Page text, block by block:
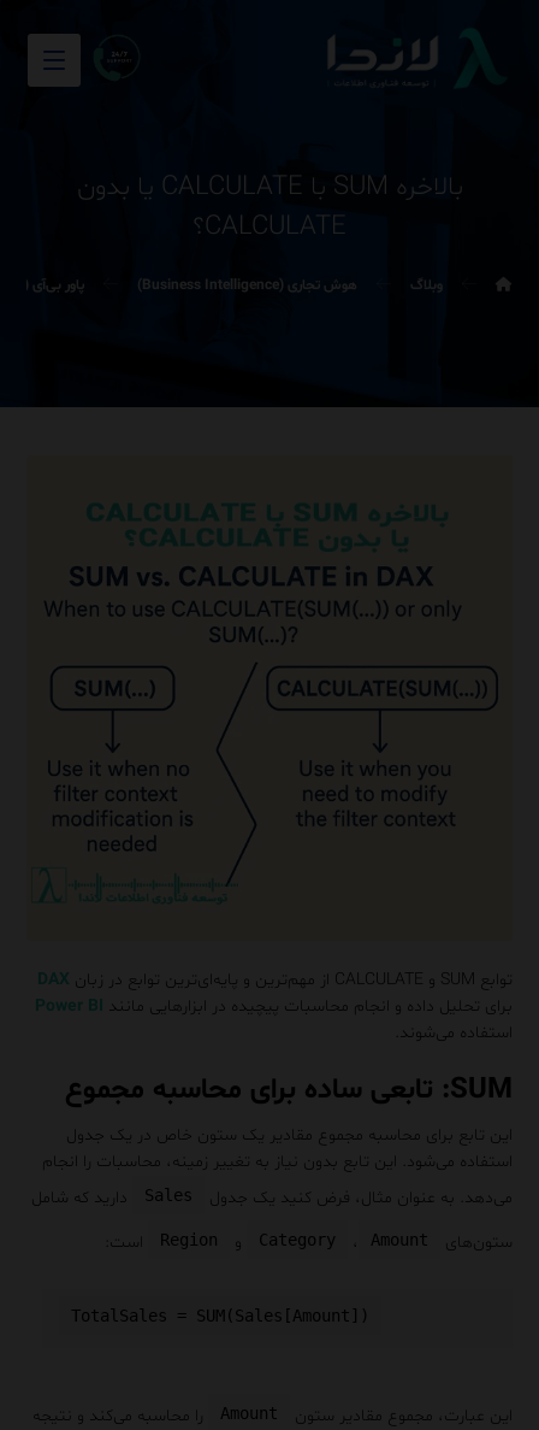
بالاخره SUM با CALCULATE یا بدون
CALCULATE؟
وبلاگ هوش تجاری (Business Intelligence) پاور بی‌آی (Power BI)
توابع SUM و CALCULATE از مهم‌ترین و پایه‌ای‌ترین توابع در زبان
DAX
برای تحلیل داده‌ و انجام محاسبات پیچیده در ابزارهایی مانند Power BI
استفاده می‌شوند.
SUM: تابعی ساده برای محاسبه مجموع
این تابع برای محاسبه مجموع مقادیر یک ستون خاص در یک جدول
استفاده می‌شود. این تابع بدون نیاز به تغییر زمینه، محاسبات را انجام
می‌دهد. به عنوان مثال، فرض کنید یک جدول
Sales
دارید که شامل
ستون‌های
Amount ، Category و Region است:
این عبارت، مجموع مقادیر ستون Amount
را محاسبه می‌کند و نتیجه